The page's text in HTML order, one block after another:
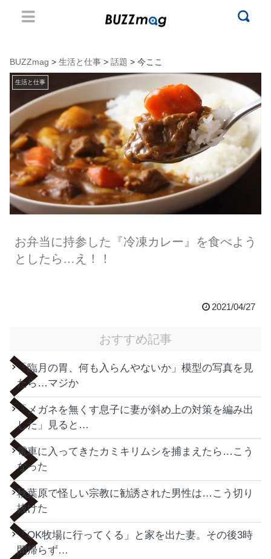
BUZZmag > 生活と仕事 > 話題 > 今ここ
生活と仕事
お弁当に持参した『冷凍カレー』を食べよう
としたら…え！！
2021/04/27
おすすめ記事
「臨月の胃、何も入らんやないか」模型の写真を見
たら…マジか
「メガネを無くす息子に妻が斜め上の対策を編み出
した」見ると…
電車に入ってきたカミキリムシを捕まえたら…こう
なった
秋葉原で怪しい宗教に勧誘された男性は…こう切り
抜けた
「OK牧場に行ってくる」と家を出た妻。その後3時
間帰らず…